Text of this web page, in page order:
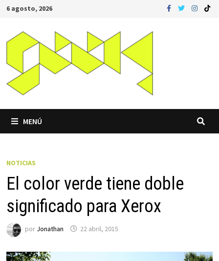
Saltar
contenido
6 agosto, 2026
MENÚ
NOTICIAS
El color verde tiene doble
significado para Xerox
por Jonathan 22 abril, 2015